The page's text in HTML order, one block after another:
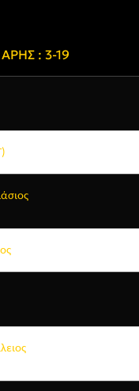
: 3-19